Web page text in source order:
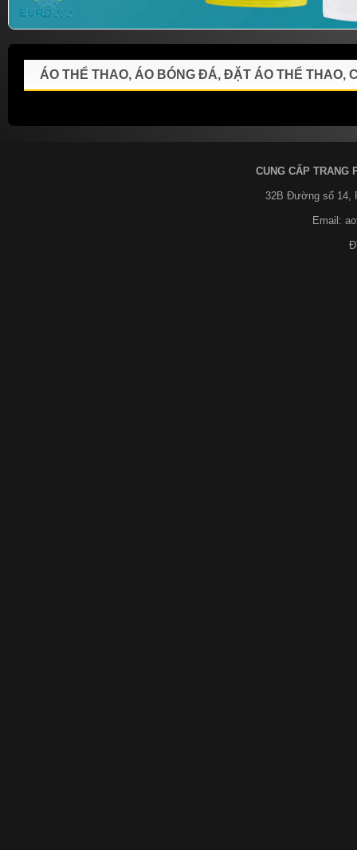
ÁO THỂ THAO, ÁO BÓNG ĐÁ, ĐẶT ÁO THỂ THAO,
CUNG CẤP TRANG
32B Đường số 14,
Email: